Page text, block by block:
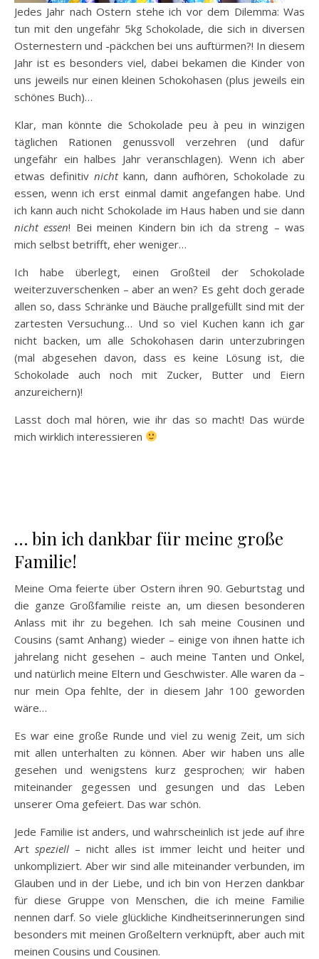
Jedes Jahr nach Ostern stehe ich vor dem Dilemma: Was
tun mit den ungefähr 5kg Schokolade, die sich in diversen
Osternestern und -päckchen bei uns auftürmen?! In diesem
Jahr ist es besonders viel, dabei bekamen die Kinder von
uns jeweils nur einen kleinen Schokohasen (plus jeweils ein
schönes Buch)…
Klar, man könnte die Schokolade peu à peu in winzigen
täglichen Rationen genussvoll verzehren (und dafür
ungefähr ein halbes Jahr veranschlagen). Wenn ich aber
etwas definitivnichtkann, dann aufhören, Schokolade zu
essen, wenn ich erst einmal damit angefangen habe. Und
ich kann auch nicht Schokolade im Haus haben und sie dann
nicht essen! Bei meinen Kindern bin ich da streng – was
mich selbst betrifft, eher weniger…
Ich habe überlegt, einen Großteil der Schokolade
weiterzuverschenken – aber an wen? Es geht doch gerade
allen so, dass Schränke und Bäuche prallgefüllt sind mit der
zartesten Versuchung… Und so viel Kuchen kann ich gar
nicht backen, um alle Schokohasen darin unterzubringen
(mal abgesehen davon, dass es keine Lösung ist, die
Schokolade auch noch mit Zucker, Butter und Eiern
anzureichern)!
Lasst doch mal hören, wie ihr das so macht! Das würde
mich wirklich interessieren
… bin ich dankbar für meine große
Familie!
Meine Oma feierte über Ostern ihren 90. Geburtstag und
die ganze Großfamilie reiste an, um diesen besonderen
Anlass mit ihr zu begehen. Ich sah meine Cousinen und
Cousins (samt Anhang) wieder – einige von ihnen hatte ich
jahrelang nicht gesehen – auch meine Tanten und Onkel,
und natürlich meine Eltern und Geschwister. Alle waren da –
nur mein Opa fehlte, der in diesem Jahr 100 geworden
wäre…
Es war eine große Runde und viel zu wenig Zeit, um sich
mit allen unterhalten zu können. Aber wir haben uns alle
gesehen und wenigstens kurz gesprochen; wir haben
miteinander gegessen und gesungen und das Leben
unserer Oma gefeiert. Das war schön.
Jede Familie ist anders, und wahrscheinlich ist jede auf ihre
Art speziell – nicht alles ist immer leicht und heiter und
unkompliziert. Aber wir sind alle miteinander verbunden, im
Glauben und in der Liebe, und ich bin von Herzen dankbar
für diese Gruppe von Menschen, die ich meine Familie
nennen darf. So viele glückliche Kindheitserinnerungen sind
besonders mit meinen Großeltern verknüpft, aber auch mit
meinen Cousins und Cousinen.